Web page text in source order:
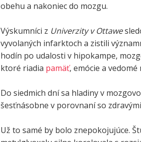
obehu a nakoniec do mozgu.
Výskumníci z Univerzity v Ottawe
vyvolaných infarktoch a zistili
hodín po udalosti v hipokampe,
ktoré riadia pamäť, emócie a vedomé
Do siedmich dní sa hladiny v
šesťnásobne v porovnaní so
Už to samé by bolo znepokojujúce.